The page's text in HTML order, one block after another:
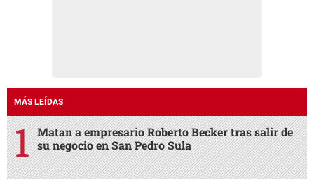
MÁS LEÍDAS
Matan a empresario Roberto Becker tras salir de
su negocio en San Pedro Sula